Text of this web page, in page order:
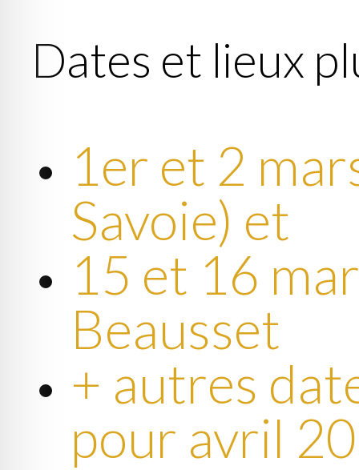
Dates et lieux
1er et 2
Savoie) et
15 et 16
Beausset
+ autres
pour avril